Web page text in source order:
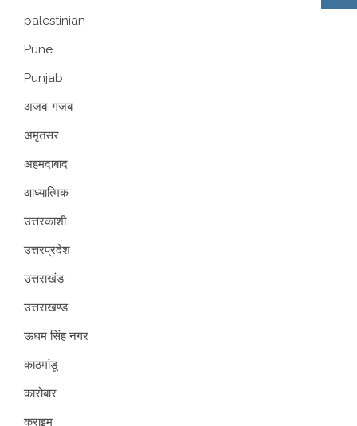
palestinian
Pune
Punjab
अजब-गजब
अमृतसर
अहमदाबाद
आध्यात्मिक
उत्तरकाशी
उत्तरप्रदेश
उत्तराखंड
उत्तराखण्ड
ऊधम सिंह नगर
काठमांडू
कारोबार
क्राइम